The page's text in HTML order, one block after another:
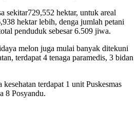
sekitar729,552 hektar, untuk areal
hektar lebih, denga jumlah petani
penduduk sebesar 6.509 jiwa.
melon juga mulai banyak ditekuni
terdapat 4 tenaga paramedis, 3 bidan
kesehatan terdapat 1 unit Puskesmas
8 Posyandu.